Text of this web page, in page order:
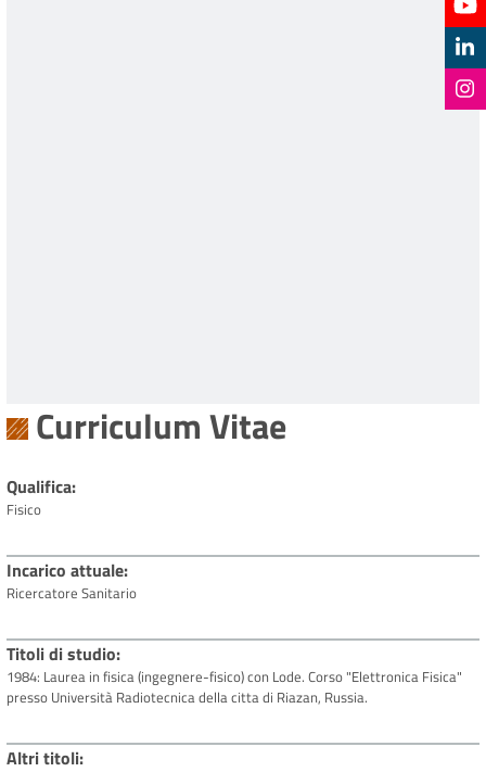
Curriculum Vitae
Qualifica
Fisico
Incarico attuale
Ricercatore Sanitario
Titoli di studio
1984: Laurea in fisica (ingegnere-fisico) con Lode. Corso "Elettronica Fisica"
presso Università Radiotecnica della citta di Riazan, Russia.
Altri titoli